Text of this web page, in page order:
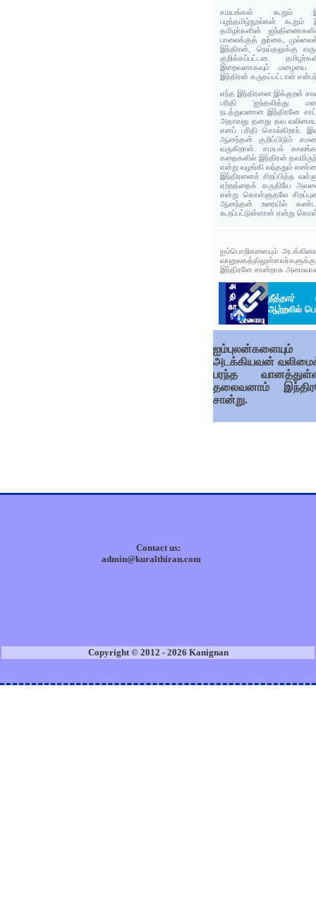
சமயங்கள் கூறும்
பழந்தமிழ்நூல்கள் கூறும்
தமிழர்களின்
பாலைக்குத் துர்கை,
இந்திரன், நெய்தலுக்கு
குறிக்கப்பட்டன.
இறைவனாகவும் மழையை
இந்திரன் கருதப்பட்டான்
எந்த இந்திரனை இக்குறள்
பரிதி 'ஐந்தவித்து
நடத்துவனான இந்திரனே
அதாவது தனது தவ
எனப் பரிதி சொல்கிறார்.
ஆனந்தன் குறிப்பிடும்
வருகிறான். சமயக்
கதைகளில் இந்திரன்
என்று வழங்கி வந்ததும்
இந்திரனைச் சிறப்பித்த
ஏற்றத்தைக் கருதியே
என்று கொள்ளுதலே
ஆனந்தன் உரையில் கண்ட
கூறப்பட்டுள்ளான் என்று
ஐம்பொறிகளையும்
இந்திரனே சான்றாக அமைவான்
நீத்தார்
ஆற்றலில்
ஐம்புலன்களையும்
அடக்கியவன்
பரந்த
தலைவனாம்
சான்று.
Contact us:
admin@kuralthiran.com
Copyright © 2012 - 2026 Kanignan